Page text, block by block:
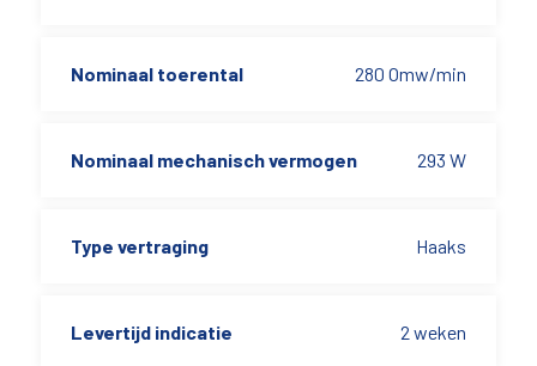
Nominaal toerental 280 Omw/min
Nominaal mechanisch vermogen 293 W
Type vertraging Haaks
Levertijd indicatie 2 weken